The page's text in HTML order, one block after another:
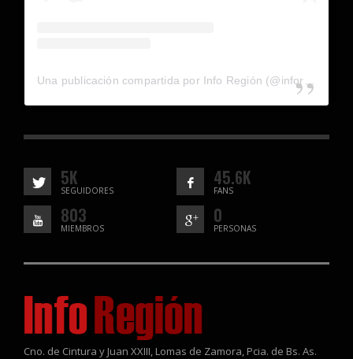
5K
SEGUIDORES
45.6K
FANS
803
MIEMBROS
0
PERSONAS
Cno. de Cintura y Juan XXIII, Lomas de Zamora, Pcia. de Bs. As.